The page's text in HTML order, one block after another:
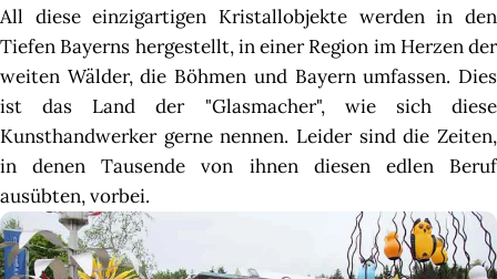
All diese einzigartigen Kristallobjekte werden in den
Tiefen Bayerns hergestellt, in einer Region im Herzen der
weiten Wälder, die Böhmen und Bayern umfassen. Dies
ist das Land der "Glasmacher", wie sich diese
Kunsthandwerker gerne nennen. Leider sind die Zeiten,
in denen Tausende von ihnen diesen edlen Beruf
ausübten, vorbei.